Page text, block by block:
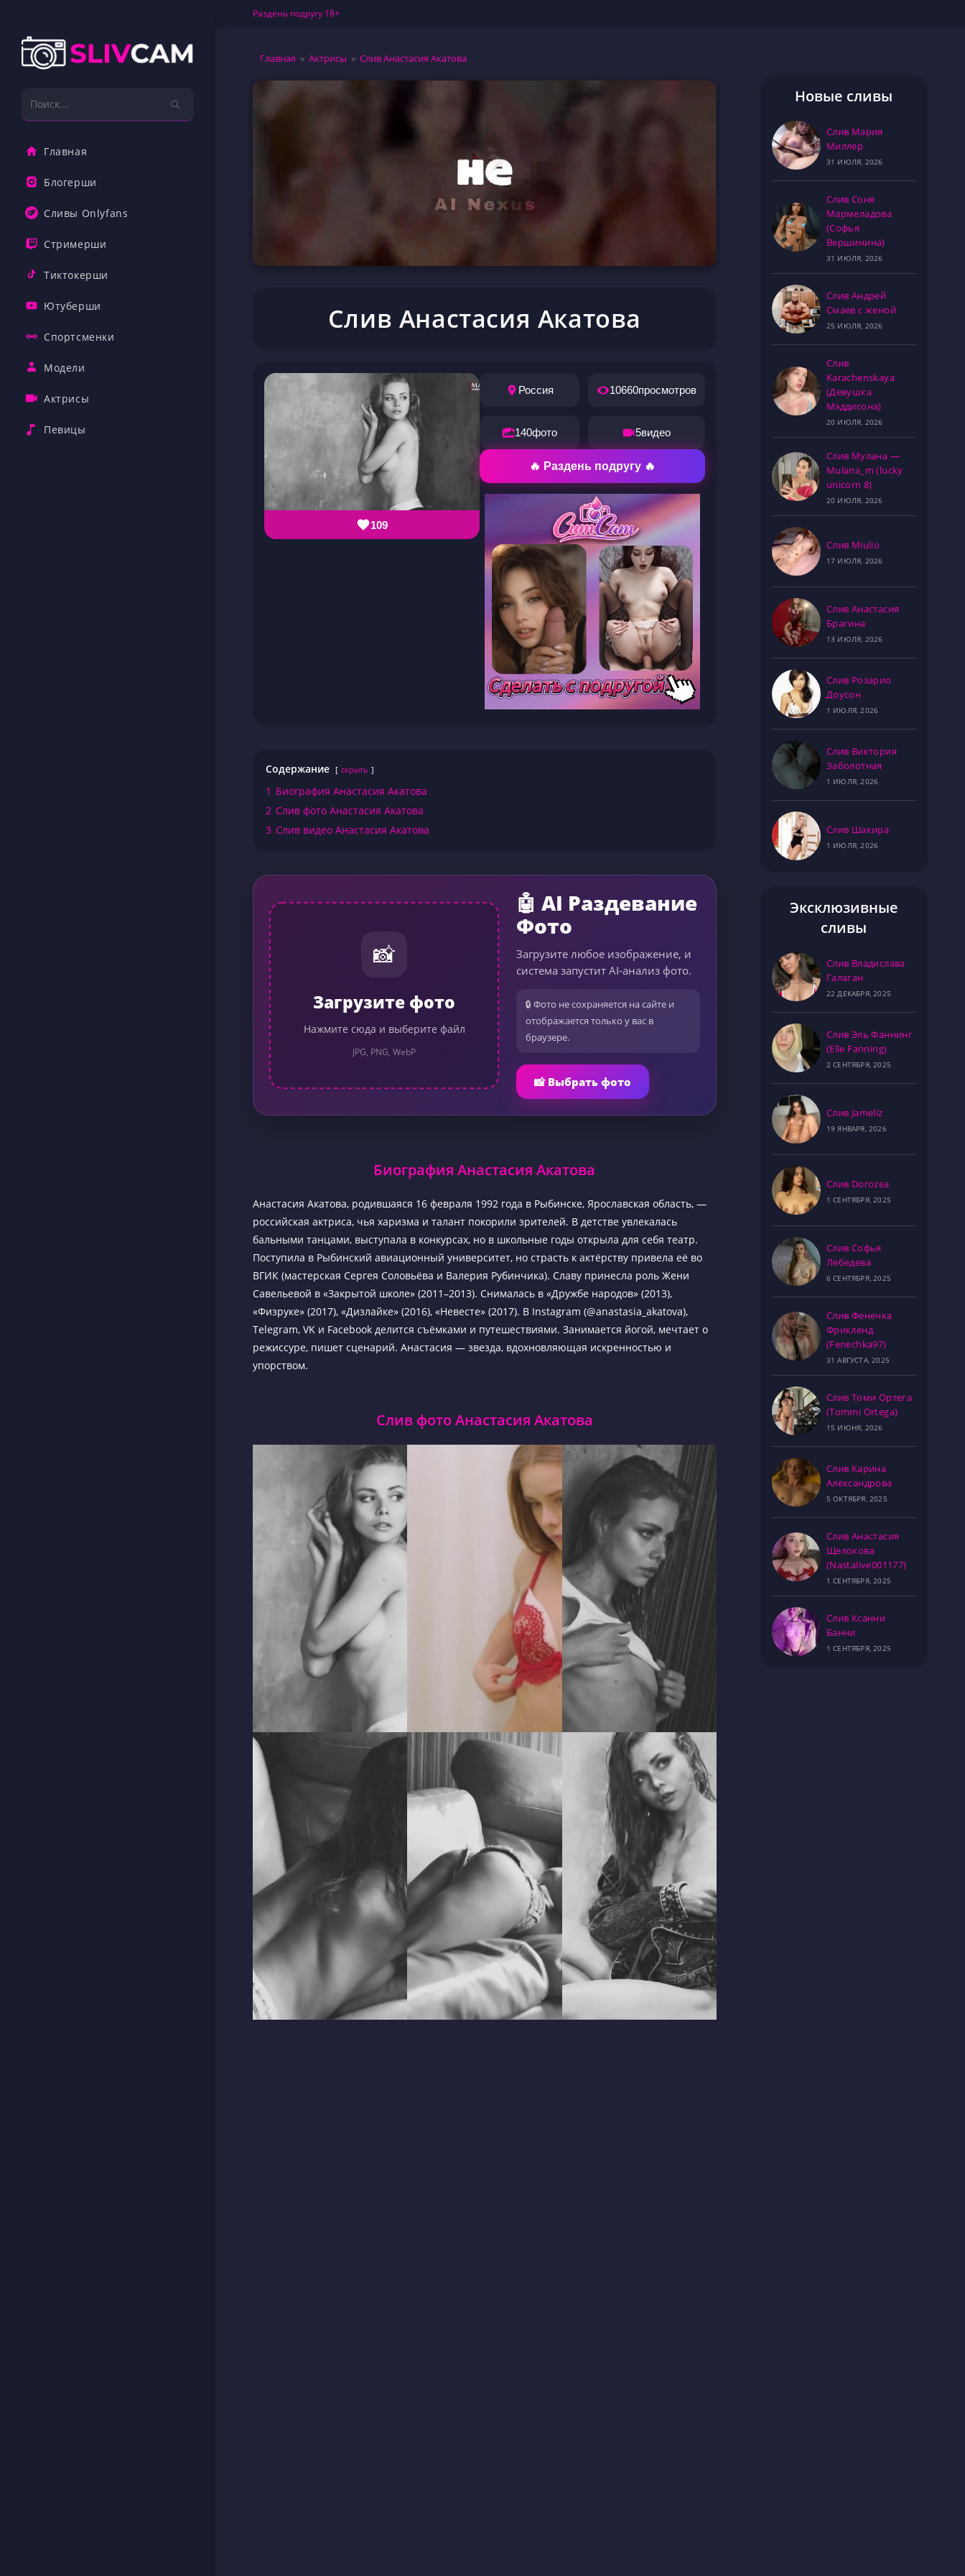
ПерейтиРаздень подругу 18+
Главная
Блогерши
Сливы Onlyfans
Стримерши
Тиктокерши
Ютуберши
Спортсменки
Модели
Актрисы
Певицы
сайте
Главная » Актрисы » Слив Анастасия Акатова
Слив Анастасия Акатова
109
Россия 10660просмотров
140фото 5видео
🔥 Раздень подругу 🔥
Содержание скрыть
1 Биография Анастасия Акатова
2 Слив фото Анастасия Акатова
3 Слив видео Анастасия Акатова
📸
Загрузите фото
Нажмите сюда и выберите файл
JPG, PNG, WebP
🤖 AI Раздевание
Фото
Загрузите любое изображение, и
система запустит AI-анализ фото.
🔒 Фото не сохраняется на сайте и
отображается только у вас в
браузере.
📸 Выбрать фото
Биография Анастасия Акатова
Анастасия Акатова, родившаяся 16 февраля 1992 года в Рыбинске, Ярославская область, —
российская актриса, чья харизма и талант покорили зрителей. В детстве увлекалась
бальными танцами, выступала в конкурсах, но в школьные годы открыла для себя театр.
Поступила в Рыбинский авиационный университет, но страсть к актёрству привела её во
ВГИК (мастерская Сергея Соловьёва и Валерия Рубинчика). Славу принесла роль Жени
Савельевой в «Закрытой школе» (2011–2013). Снималась в «Дружбе народов» (2013),
«Физруке» (2017), «Дизлайке» (2016), «Невесте» (2017). В Instagram (@anastasia_akatova),
Telegram, VK и Facebook делится съёмками и путешествиями. Занимается йогой, мечтает о
режиссуре, пишет сценарий. Анастасия — звезда, вдохновляющая искренностью и
упорством.
Слив фото Анастасия Акатова
Новые сливы
Слив Мария
Миллер
31 ИЮЛЯ, 2026
Слив Соня
Мармеладова
(Софья
Вершинина)
31 ИЮЛЯ, 2026
Слив Андрей
Смаев с женой
25 ИЮЛЯ, 2026
Слив
Karachenskaya
(Девушка
Мэддисона)
20 ИЮЛЯ, 2026
Слив Мулана —
Mulana_m (lucky
unicorn 8)
20 ИЮЛЯ, 2026
Слив Miulio
17 ИЮЛЯ, 2026
Слив Анастасия
Брагина
13 ИЮЛЯ, 2026
Слив Розарио
Доусон
1 ИЮЛЯ, 2026
Слив Виктория
Заболотная
1 ИЮЛЯ, 2026
Слив Шакира
1 ИЮЛЯ, 2026
Эксклюзивные
сливы
Слив Владислава
Галаган
22 ДЕКАБРЯ, 2025
Слив Эль Фаннинг
(Elle Fanning)
2 СЕНТЯБРЯ, 2025
Слив Jameliz
19 ЯНВАРЯ, 2026
Слив Dorozea
1 СЕНТЯБРЯ, 2025
Слив Софья
Лебедева
6 СЕНТЯБРЯ, 2025
Слив Фенечка
Фрикленд
(Fenechka97)
31 АВГУСТА, 2025
Слив Томи Ортега
(Tommi Ortega)
15 ИЮНЯ, 2026
Слив Карина
Александрова
5 ОКТЯБРЯ, 2025
Слив Анастасия
Щелокова
(Nastalive001177)
1 СЕНТЯБРЯ, 2025
Слив Ксанни
Банни
1 СЕНТЯБРЯ, 2025